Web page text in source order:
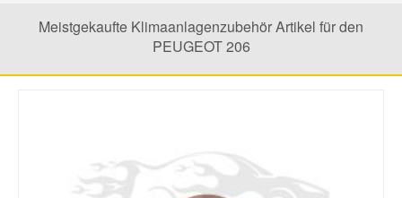
Meistgekaufte Klimaanlagenzubehör Artikel für den
PEUGEOT 206
Volvo Ersatzteile